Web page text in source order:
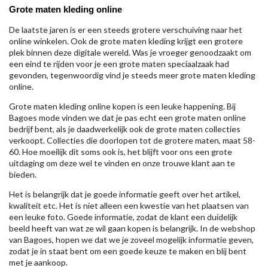
Grote maten kleding online
De laatste jaren is er een steeds grotere verschuiving naar het
online winkelen. Ook de grote maten kleding krijgt een grotere
plek binnen deze digitale wereld. Was je vroeger genoodzaakt om
een eind te rijden voor je een grote maten speciaalzaak had
gevonden, tegenwoordig vind je steeds meer grote maten kleding
online.
Grote maten kleding online kopen is een leuke happening. Bij
Bagoes mode vinden we dat je pas echt een grote maten online
bedrijf bent, als je daadwerkelijk ook de grote maten collecties
verkoopt. Collecties die doorlopen tot de grotere maten, maat 58-
60. Hoe moeilijk dit soms ook is, het blijft voor ons een grote
uitdaging om deze wel te vinden en onze trouwe klant aan te
bieden.
Het is belangrijk dat je goede informatie geeft over het artikel,
kwaliteit etc. Het is niet alleen een kwestie van het plaatsen van
een leuke foto. Goede informatie, zodat de klant een duidelijk
beeld heeft van wat ze wil gaan kopen is belangrijk. In de webshop
van Bagoes, hopen we dat we je zoveel mogelijk informatie geven,
zodat je in staat bent om een goede keuze te maken en blij bent
met je aankoop.